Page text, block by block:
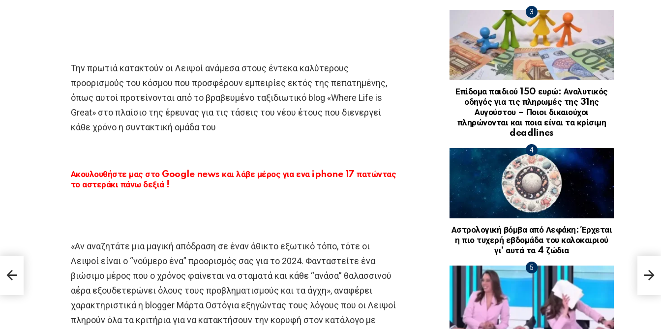
Την πρωτιά κατακτούν οι Λειψοί ανάμεσα στους έντεκα καλύτερους
προορισμούς του κόσμου που προσφέρουν εμπειρίες εκτός της πεπατημένης,
όπως αυτοί προτείνονται από το βραβευμένο ταξιδιωτικό blog «Where Life is
Great» στο πλαίσιο της έρευνας για τις τάσεις του νέου έτους που διενεργεί
κάθε χρόνο η συντακτική ομάδα του
Ακουλουθήστε μας στο Google news και λάβε μέρος για ενα iphone 17 πατώντας
το αστεράκι πάνω δεξιά !
«Αν αναζητάτε μια μαγική απόδραση σε έναν άθικτο εξωτικό τόπο, τότε οι
Λειψοί είναι ο “νούμερο ένα” προορισμός σας για το 2024. Φανταστείτε ένα
βιώσιμο μέρος που ο χρόνος φαίνεται να σταματά και κάθε “ανάσα” θαλασσινού
αέρα εξουδετερώνει όλους τους προβληματισμούς και τα άγχη», αναφέρει
χαρακτηριστικά η blogger Μάρτα Οστόγια εξηγώντας τους λόγους που οι Λειψοί
πληρούν όλα τα κριτήρια για να κατακτήσουν την κορυφή στον κατάλογο με
Επίδομα παιδιού 150 ευρώ: Αναλυτικός
οδηγός για τις πληρωμές της 31ης
Αυγούστου – Ποιοι δικαιούχοι
πληρώνονται και ποια είναι τα κρίσιμη
deadlines
Αστρολογική βόμβα από Λεφάκη: Έρχεται
η πιο τυχερή εβδομάδα του καλοκαιριού
γι’ αυτά τα 4 ζώδια